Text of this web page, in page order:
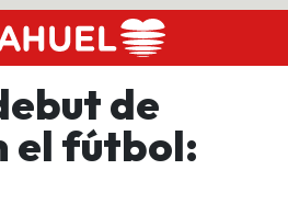
de
el fútbol: